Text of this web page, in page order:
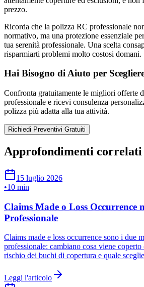
prezzo.
Ricorda che la polizza RC professionale
normativo, ma una protezione essenziale
tua serenità professionale. Una scelta
risparmiarti problemi molto costosi domani.
Hai Bisogno di Aiuto per
Confronta gratuitamente le migliori offerte
professionale e ricevi consulenza
polizza più adatta alla tua attività.
Richiedi Preventivi Gratuiti
Approfondimenti correlati
15 luglio 2026
•10 min
Claims Made o Loss Occurrence
Professionale
Claims made e loss occurrence sono i due
professionale: cambiano cosa viene
rischio dei buchi di copertura e quale
Leggi l'articolo